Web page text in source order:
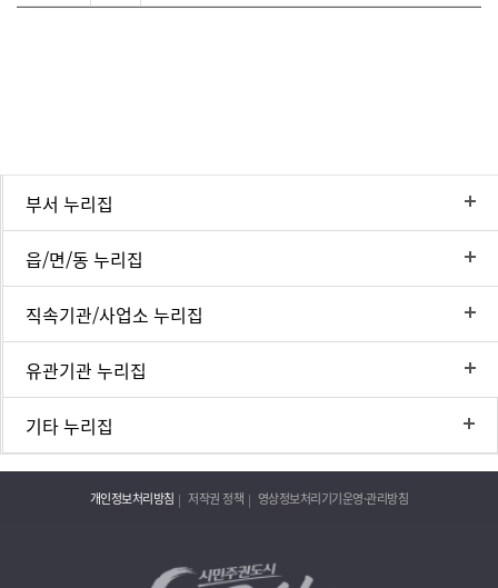
부서 누리집
읍/면/동 누리집
직속기관/사업소 누리집
유관기관 누리집
기타 누리집
개인정보처리방침 저작권 정책 영상정보처리기기운영·관리방침